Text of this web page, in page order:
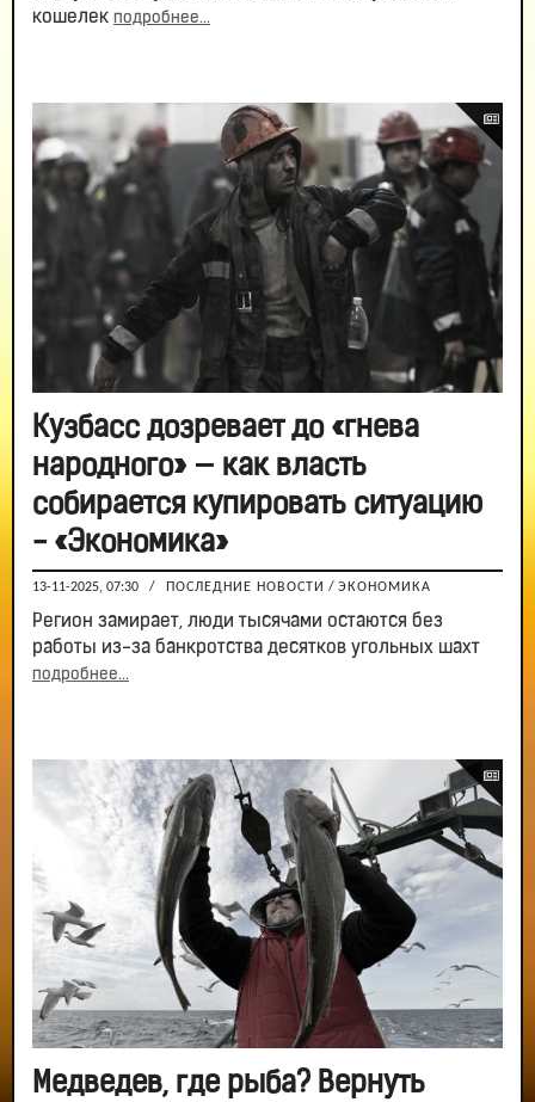
кошелек подробнее...
Кузбасс дозревает до «гнева
народного» — как власть
собирается купировать ситуацию
- «Экономика»
13-11-2025, 07:30 / ПОСЛЕДНИЕ НОВОСТИ / ЭКОНОМИКА
Регион замирает, люди тысячами остаются без
работы из-за банкротства десятков угольных шахт
подробнее...
Медведев, где рыба? Вернуть